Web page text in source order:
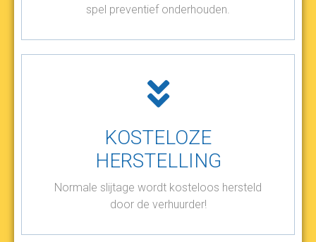
spel preventief onderhouden.
KOSTELOZE
HERSTELLING
Normale slijtage wordt kosteloos hersteld
door de verhuurder!